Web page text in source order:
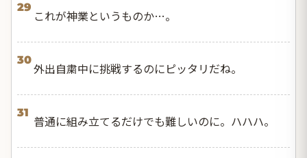
29
これが神業というものか…。
30
外出自粛中に挑戦するのにピッタリだね。
31
普通に組み立てるだけでも難しいのに。ハハハ。